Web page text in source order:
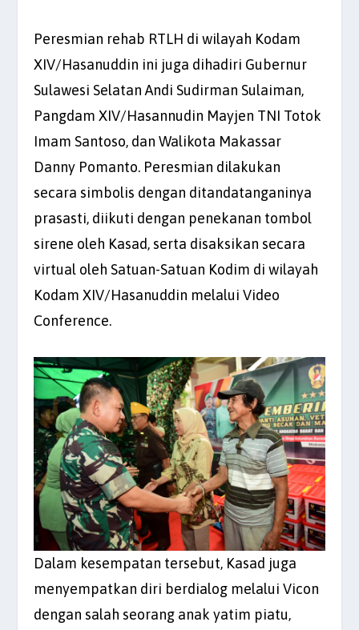
Peresmian rehab RTLH di wilayah Kodam
XIV/Hasanuddin ini juga dihadiri Gubernur
Sulawesi Selatan Andi Sudirman Sulaiman,
Pangdam XIV/Hasannudin Mayjen TNI Totok
Imam Santoso, dan Walikota Makassar
Danny Pomanto. Peresmian dilakukan
secara simbolis dengan ditandatanganinya
prasasti, diikuti dengan penekanan tombol
sirene oleh Kasad, serta disaksikan secara
virtual oleh Satuan-Satuan Kodim di wilayah
Kodam XIV/Hasanuddin melalui Video
Conference.
Dalam kesempatan tersebut, Kasad juga
menyempatkan diri berdialog melalui Vicon
dengan salah seorang anak yatim piatu,